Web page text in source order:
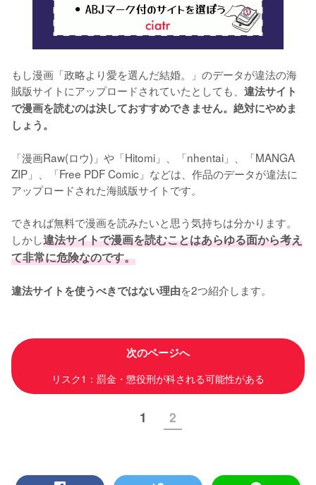
もし漫画「政略より愛を選んだ結婚。」のデータが違法の海
賊版サイトにアップロードされていたとしても、 違法サイト
で漫画を読むのは決しておすすめできません。絶対にやめま
しょう。
「漫画Raw(ロウ)」や「Hitomi」、「nhentai」、「MANGA
ZIP」、「Free PDF Comic」などは、作品のデータが違法に
アップロードされた海賊版サイトです。
できれば無料で漫画を読みたいと思う気持ちは分かります。
しかし違法サイトで漫画を読むことはあらゆる面から考え
て非常に危険なのです。
違法サイトを使うべきではない理由を2つ紹介します。
次のページへ
リスク1：罰金・懲役刑が科される可能性がある
1 2